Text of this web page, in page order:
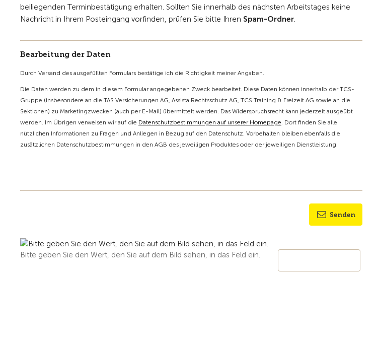
beiliegenden Terminbestätigung erhalten. Sollten Sie innerhalb des nächsten Arbeitstages keine
Nachricht in Ihrem Posteingang vorfinden, prüfen Sie bitte Ihren Spam-Ordner.
Bearbeitung der Daten
Durch Versand des ausgefüllten Formulars bestätige ich die Richtigkeit meiner Angaben.
Die Daten werden zu dem in diesem Formular angegebenen Zweck bearbeitet. Diese Daten können innerhalb der TCS-
Gruppe (insbesondere an die TAS Versicherungen AG, Assista Rechtsschutz AG, TCS Training & Freizeit AG sowie an die
Sektionen) zu Marketingzwecken (auch per E-Mail) übermittelt werden. Das Widerspruchsrecht kann jederzeit ausgeübt
werden. Im Übrigen verweisen wir auf die Datenschutzbestimmungen auf unserer Homepage. Dort finden Sie alle
nützlichen Informationen zu Fragen und Anliegen in Bezug auf den Datenschutz. Vorbehalten bleiben ebenfalls die
zusätzlichen Datenschutzbestimmungen in den AGB des jeweiligen Produktes oder der jeweiligen Dienstleistung.
Senden
Bitte geben Sie den Wert, den Sie auf dem Bild sehen, in das Feld ein.